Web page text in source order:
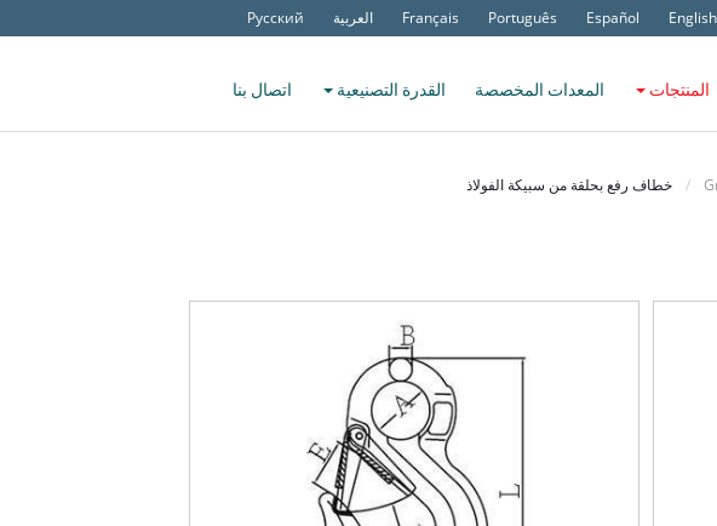
English
Español
Português
Français العربية Русский
المنتجات المعدات المخصصة القدرة التصنيعية اتصال بنا
خطاف رفع بحلقة من سبيكة الفولاذ